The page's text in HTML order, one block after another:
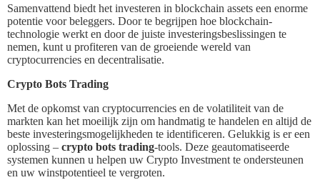
Samenvattend biedt het investeren in blockchain assets een enorme
potentie voor beleggers. Door te begrijpen hoe blockchain-
technologie werkt en door de juiste investeringsbeslissingen te
nemen, kunt u profiteren van de groeiende wereld van
cryptocurrencies en decentralisatie.
Crypto Bots Trading
Met de opkomst van cryptocurrencies en de volatiliteit van de
markten kan het moeilijk zijn om handmatig te handelen en altijd de
beste investeringsmogelijkheden te identificeren. Gelukkig is er een
oplossing – crypto bots trading-tools. Deze geautomatiseerde
systemen kunnen u helpen uw Crypto Investment te ondersteunen
en uw winstpotentieel te vergroten.